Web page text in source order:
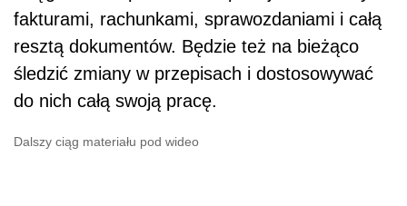
fakturami, rachunkami, sprawozdaniami i całą
resztą dokumentów. Będzie też na bieżąco
śledzić zmiany w przepisach i dostosowywać
do nich całą swoją pracę.
Dalszy ciąg materiału pod wideo